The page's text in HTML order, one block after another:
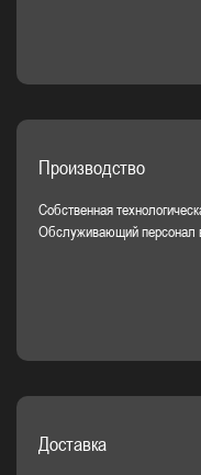
Производство
Собственная
Обслуживающий персонал
Доставка